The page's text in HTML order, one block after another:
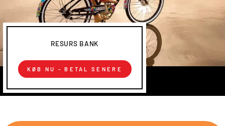
RESURS BANK
KØB NU - BETAL SENERE